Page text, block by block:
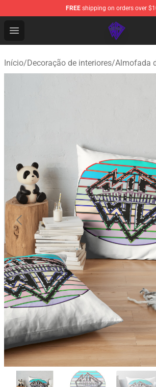
FREE shipping on orders over
Open menu
WhistlinDiesel Shop - Official
Início/Decoração de interiores/Almofada